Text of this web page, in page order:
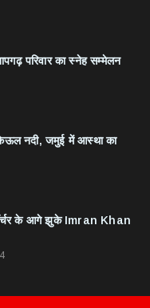
परिवार का स्नेह सम्मेलन
नदी, जमुई में आस्था का
के आगे झुके Imran Khan